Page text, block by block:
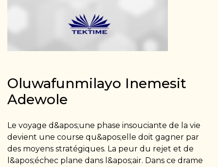
Oluwafunmilayo Inemesit
Adewole
Le voyage d&apos;une phase insouciante de la vie
devient une course qu&apos;elle doit gagner par
des moyens stratégiques. La peur du rejet et de
l&apos;échec plane dans l&apos;air. Dans ce drame